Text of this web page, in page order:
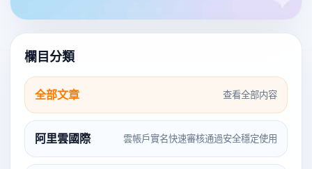
欄目分類
全部文章 查看全部内容
阿里雲國際 雲帳戶實名快速審核通過安全穩定使用